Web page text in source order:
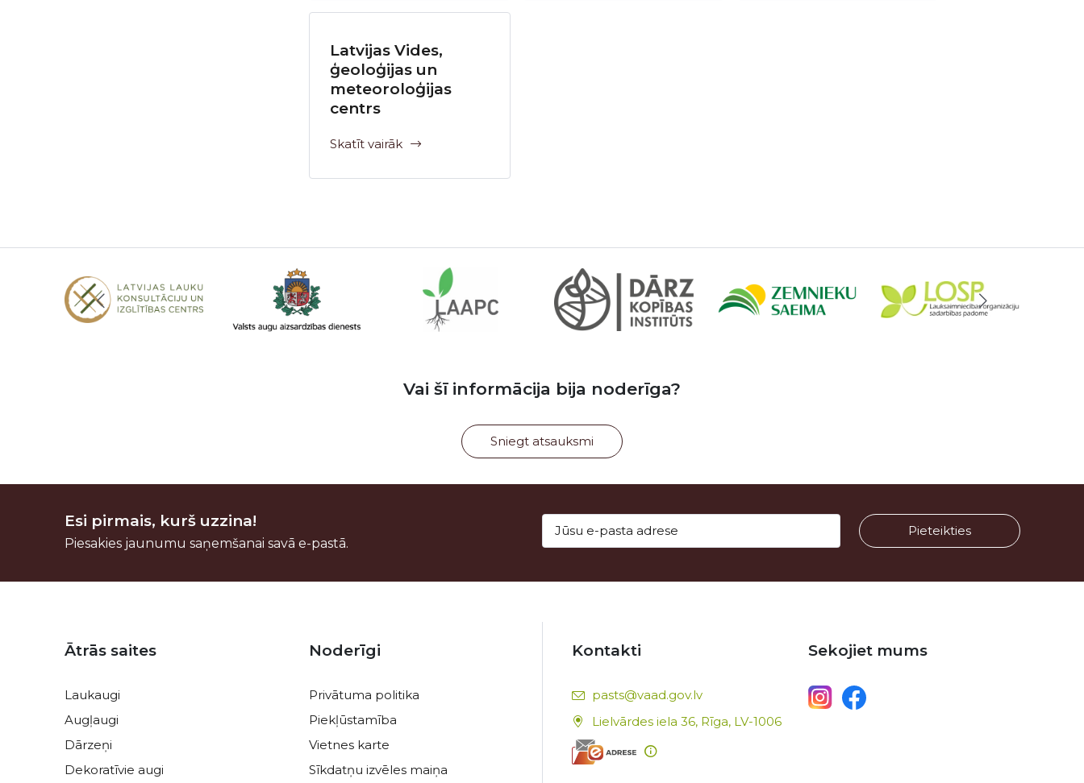
Latvijas Vides,
ģeoloģijas un
meteoroloģijas
centrs
Skatīt vairāk
Vai šī informācija bija noderīga?
Sniegt atsauksmi
Esi pirmais, kurš uzzina!
Piesakies jaunumu saņemšanai savā e-pastā.
Ātrās saites
Laukaugi
Augļaugi
Dārzeņi
Dekoratīvie augi
Noderīgi
Privātuma politika
Piekļūstamība
Vietnes karte
Sīkdatņu izvēles maiņa
Kontakti
E-pasts:
pasts@vaad.gov.lv
Lielvārdes iela 36, Rīga, LV-1006
Sekojiet mums